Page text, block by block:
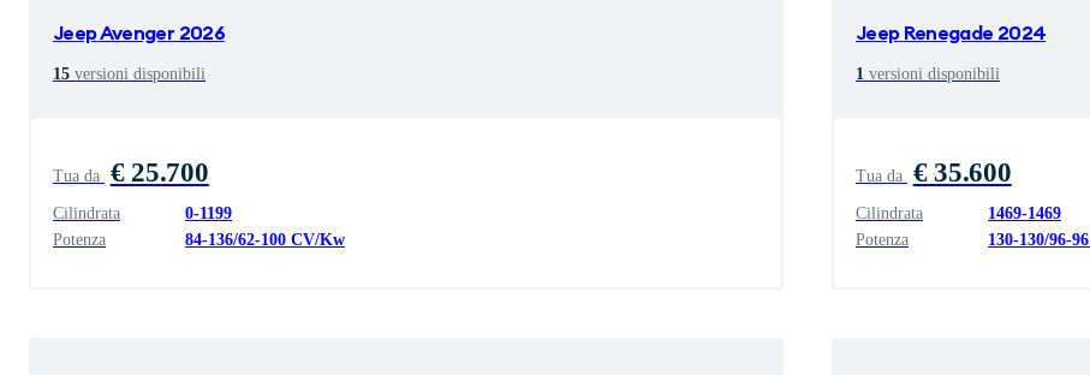
JeepAvenger 2026
15 versioni disponibili
Tua da € 25.700
Cilindrata 0-1199
Potenza
84-136/62-100 CV/Kw
Jeep Renegade 2024
1 versioni disponibili
Tua da € 35.600
Cilindrata 1469-1469
Potenza
130-130/96-96